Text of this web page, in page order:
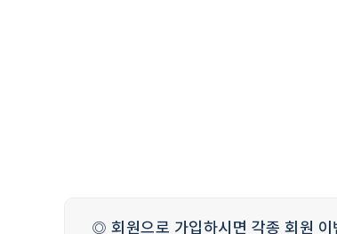
◎ 회원으로 가입하시면 각종 회원